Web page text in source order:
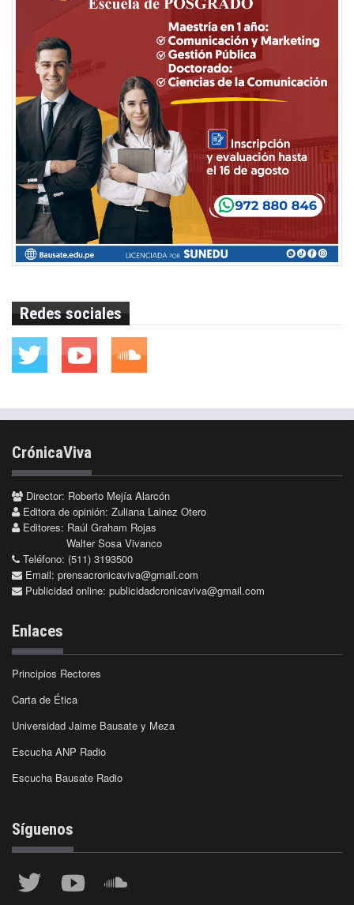
Redes sociales
CrónicaViva
Director: Roberto Mejía Alarcón
Editora de opinión: Zuliana Lainez Otero
Editores: Raúl Graham Rojas
Walter Sosa Vivanco
Teléfono: (511) 3193500
Email: prensacronicaviva@gmail.com
Publicidad online: publicidadcronicaviva@gmail.com
Enlaces
Principios Rectores
Carta de Ética
Universidad Jaime Bausate y Meza
Escucha ANP Radio
Escucha Bausate Radio
Síguenos